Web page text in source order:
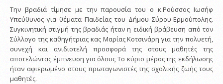
Την βραδιά τίμησε με την παρουσία του ο κ.Ρούσσος Ιωσήφ
Υπεύθυνος για θέματα Παιδείας του Δήμου Σύρου-Ερμούπολης.
Συγκινητική στιγμή της βραδιάς ήταν η ειδική βράβευση από τον
Σύλλογο της καθηγήτριας κας Μαρίας Κοτσινάρη για την πολυετή,
συνεχή και ανιδιοτελή προσφορά της στους μαθητές της
αποτελώντας έμπνευση για όλους Το κύριο μέρος της εκδήλωσης
ήταν αφιερωμένο στους πρωταγωνιστές της σχολικής ζωής τους
μαθητές.